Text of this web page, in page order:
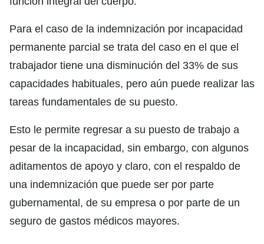
Para el caso de la indemnización por incapacidad
permanente parcial se trata del caso en el que el
trabajador tiene una disminución del 33% de sus
capacidades habituales, pero aún puede realizar las
tareas fundamentales de su puesto.
Esto le permite regresar a su puesto de trabajo a
pesar de la incapacidad, sin embargo, con algunos
aditamentos de apoyo y claro, con el respaldo de
una indemnización que puede ser por parte
gubernamental, de su empresa o por parte de un
seguro de gastos médicos mayores.